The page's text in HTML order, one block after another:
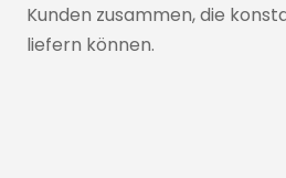
Kunden zusammen, die
liefern können.